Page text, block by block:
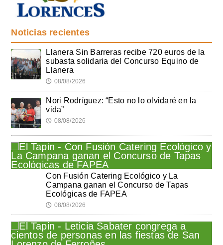
Noticias recientes
Llanera Sin Barreras recibe 720 euros de la
subasta solidaria del Concurso Equino de
Llanera
🕔 08/08/2026
Nori Rodríguez: “Esto no lo olvidaré en la
vida”
🕔 08/08/2026
Con Fusión Catering Ecológico y La
Campana ganan el Concurso de Tapas
Ecológicas de FAPEA
🕔 08/08/2026